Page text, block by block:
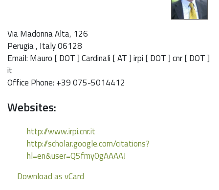
Via Madonna Alta, 126
Perugia, Italy06128
Email: Mauro [ DOT ] Cardinali [ AT ] irpi [ DOT ] cnr [ DOT ]
it
Office Phone: +39 075-5014412
Websites:
http://www.irpi.cnr.it
http://scholar.google.com/citations?
hl=en&user=Q5fmy0gAAAAJ
Download as vCard